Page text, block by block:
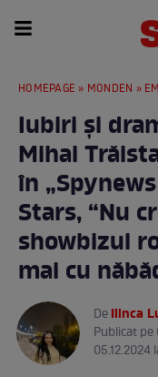
HOMEPAGE » MONDEN »
Iubiri şi
Mihai
în
Stars, “Nu
showbizul
mai cu
DeIlinca
Publicat pe
05.12.2024